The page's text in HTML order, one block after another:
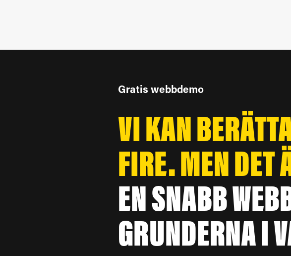
Gratis webbdemo
VI KAN
FIRE. MEN DET
EN SNABB
GRUNDERNA I